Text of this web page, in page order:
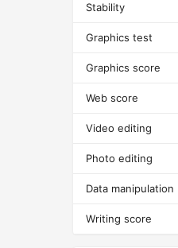
Stability
Graphics test
Graphics score
Web score
Video editing
Photo editing
Data manipulation
Writing score